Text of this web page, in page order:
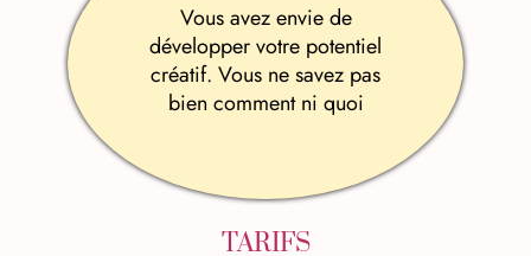
Vous avez envie de
développer votre potentiel
créatif. Vous ne savez pas
bien comment ni quoi
TARIFS